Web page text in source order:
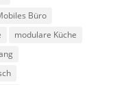
Büro
modulare Küche